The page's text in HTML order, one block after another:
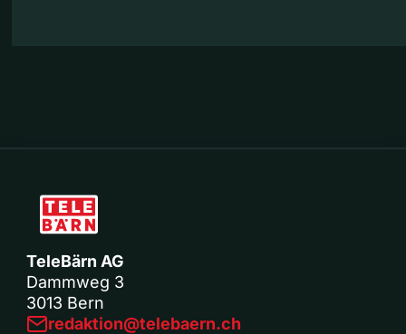
TeleBärn AG
Dammweg 3
3013 Bern
redaktion@telebaern.ch